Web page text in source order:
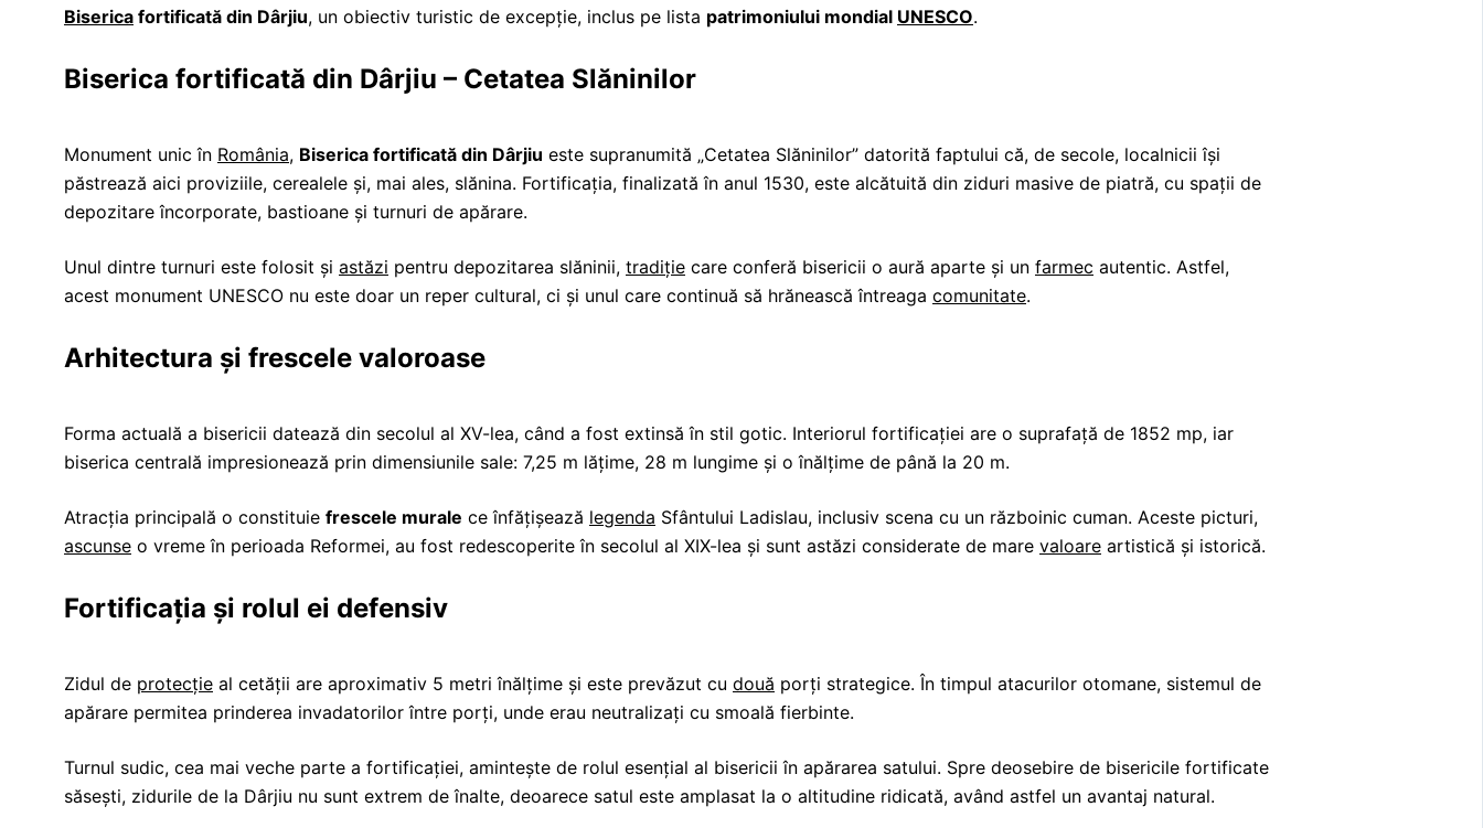
Biserica fortificată din Dârjiu, un obiectiv turistic de excepție, inclus pe lista patrimoniului mondial UNESCO.
Biserica fortificată din Dârjiu – Cetatea Slăninilor
Monument unic în România, Biserica fortificată din Dârjiu este supranumită „Cetatea Slăninilor” datorită faptului că, de secole, localnicii își
păstrează aici proviziile, cerealele și, mai ales, slănina. Fortificația, finalizată în anul 1530, este alcătuită din ziduri masive de piatră, cu spații de
depozitare încorporate, bastioane și turnuri de apărare.
Unul dintre turnuri este folosit și astăzi pentru depozitarea slăninii, tradiție care conferă bisericii o aură aparte și un farmec autentic. Astfel,
acest monument UNESCO nu este doar un reper cultural, ci și unul care continuă să hrănească întreaga comunitate.
Arhitectura și frescele valoroase
Forma actuală a bisericii datează din secolul al XV-lea, când a fost extinsă în stil gotic. Interiorul fortificației are o suprafață de 1852 mp, iar
biserica centrală impresionează prin dimensiunile sale: 7,25 m lățime, 28 m lungime și o înălțime de până la 20 m.
Atracția principală o constituie frescele murale ce înfățișează legenda Sfântului Ladislau, inclusiv scena cu un războinic cuman. Aceste picturi,
ascunse o vreme în perioada Reformei, au fost redescoperite în secolul al XIX-lea și sunt astăzi considerate de mare valoare artistică și istorică.
Fortificația și rolul ei defensiv
Zidul de protecție al cetății are aproximativ 5 metri înălțime și este prevăzut cu două porți strategice. În timpul atacurilor otomane, sistemul de
apărare permitea prinderea invadatorilor între porți, unde erau neutralizați cu smoală fierbinte.
Turnul sudic, cea mai veche parte a fortificației, amintește de rolul esențial al bisericii în apărarea satului. Spre deosebire de bisericile fortificate
săsești, zidurile de la Dârjiu nu sunt extrem de înalte, deoarece satul este amplasat la o altitudine ridicată, având astfel un avantaj natural.